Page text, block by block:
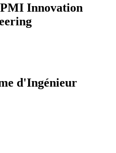
Innovation
d'Ingénieur